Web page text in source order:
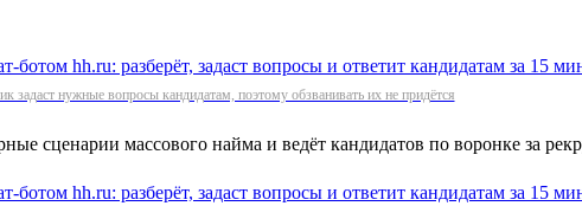
задаст нужные вопросы кандидатам, поэтому обзванивать их не придётся
сценарии массового найма и ведёт кандидатов по воронке за